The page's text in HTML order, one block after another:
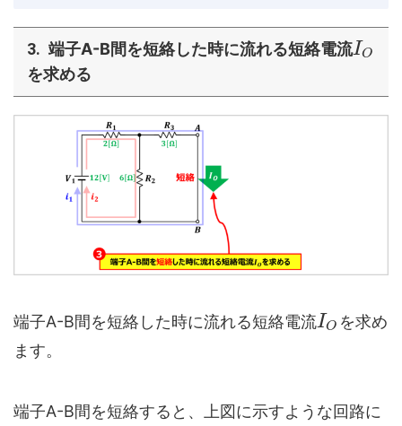
端子A-B間を短絡した時に流れる短絡電流IO
を求める
端子A-B間を短絡した時に流れる短絡電流IO を求め
ます。
端子A-B間を短絡すると、上図に示すような回路に